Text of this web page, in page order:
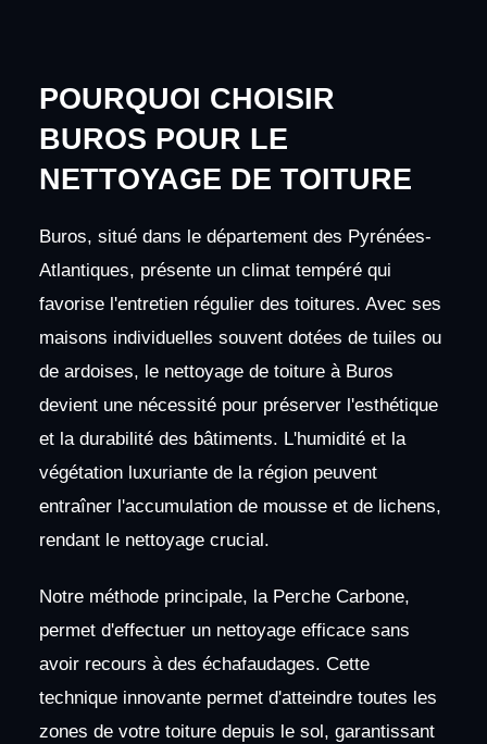
POURQUOI CHOISIR
BUROS POUR LE
NETTOYAGE DE TOITURE
Buros, situé dans le département des Pyrénées-
Atlantiques, présente un climat tempéré qui
favorise l'entretien régulier des toitures. Avec ses
maisons individuelles souvent dotées de tuiles ou
de ardoises, le nettoyage de toiture à Buros
devient une nécessité pour préserver l'esthétique
et la durabilité des bâtiments. L'humidité et la
végétation luxuriante de la région peuvent
entraîner l'accumulation de mousse et de lichens,
rendant le nettoyage crucial.
Notre méthode principale, la Perche Carbone,
permet d'effectuer un nettoyage efficace sans
avoir recours à des échafaudages. Cette
technique innovante permet d'atteindre toutes les
zones de votre toiture depuis le sol, garantissant